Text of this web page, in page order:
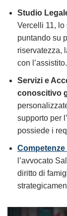
Studio
Vercelli 11,
puntando su
riservatezza,
con l’assistito.
Servizi e
conoscitivo
supporto per
possiede i
l’avvocato
diritto di